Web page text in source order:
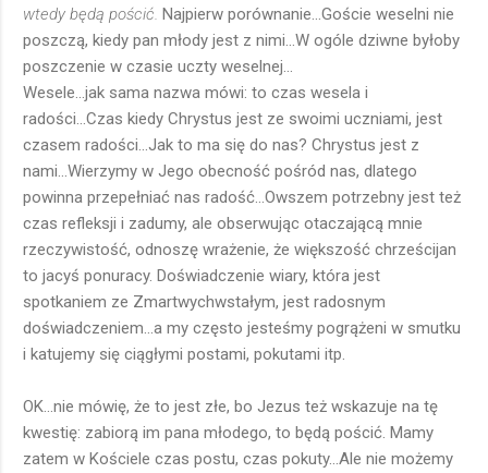
wtedy będą pościć. Najpierw porównanie...Goście weselni nie
poszczą, kiedy pan młody jest z nimi...W ogóle dziwne byłoby
poszczenie w czasie uczty weselnej...
Wesele...jak sama nazwa mówi: to czas wesela i
radości...Czas kiedy Chrystus jest ze swoimi uczniami, jest
czasem radości...Jak to ma się do nas? Chrystus jest z
nami...Wierzymy w Jego obecność pośród nas, dlatego
powinna przepełniać nas radość...Owszem potrzebny jest też
czas refleksji i zadumy, ale obserwując otaczającą mnie
rzeczywistość, odnoszę wrażenie, że większość chrześcijan
to jacyś ponuracy. Doświadczenie wiary, która jest
spotkaniem ze Zmartwychwstałym, jest radosnym
doświadczeniem...a my często jesteśmy pogrążeni w smutku
i katujemy się ciągłymi postami, pokutami itp.
OK...nie mówię, że to jest złe, bo Jezus też wskazuje na tę
kwestię: zabiorą im pana młodego, to będą pościć. Mamy
zatem w Kościele czas postu, czas pokuty...Ale nie możemy